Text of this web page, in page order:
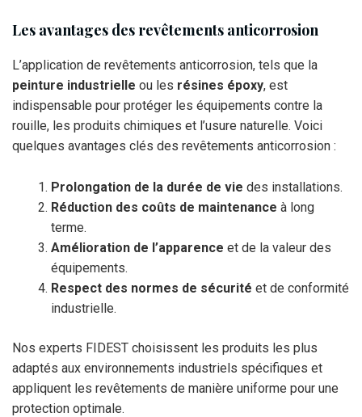
Les avantages des revêtements anticorrosion
L’application de revêtements anticorrosion, tels que la
peinture industrielle ou les résines époxy, est
indispensable pour protéger les équipements contre la
rouille, les produits chimiques et l’usure naturelle. Voici
quelques avantages clés des revêtements anticorrosion :
Prolongation de la durée de vie des installations.
Réduction des coûts de maintenance à long
terme.
Amélioration de l’apparence et de la valeur des
équipements.
Respect des normes de sécurité et de conformité
industrielle.
Nos experts FIDEST choisissent les produits les plus
adaptés aux environnements industriels spécifiques et
appliquent les revêtements de manière uniforme pour une
protection optimale.